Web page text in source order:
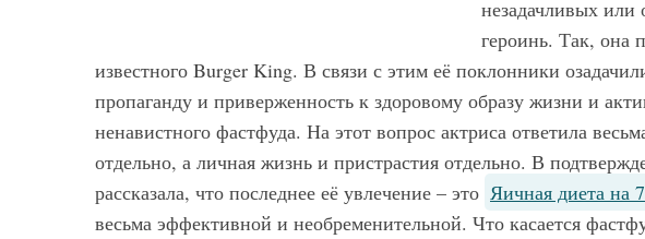
незадачливых
героинь. Так, она
известного Burger King. В связи с этим её поклонники
пропаганду и приверженность к здоровому образу жизни и
ненавистного фастфуда. На этот вопрос актриса ответила
отдельно, а личная жизнь и пристрастия отдельно. В
рассказала, что последнее её увлечение – это Яичная диета на
весьма эффективной и необременительной. Что касается
Модные фасоны женских
брюк серого цвета – как
выбрать и с чем сочетать